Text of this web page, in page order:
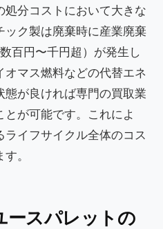
処分コストにおいて大きな
ック製は廃棄時に産業廃棄
百円〜千円超）が発生し
オマス燃料などの代替エネ
態が良ければ専門の買取業
が可能です。これによ
ライフサイクル全体のコス
。
ースパレットの